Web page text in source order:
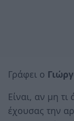
Γράφει ο
Είναι, αν μη
έχουσας την